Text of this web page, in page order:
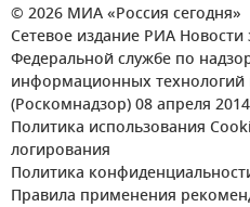
© 2026 МИА «Россия сегодня»
Сетевое издание РИА Новости
Федеральной службе по
информационных
(Роскомнадзор) 08 апреля
Политика использования
логирования
Политика
Правила применения